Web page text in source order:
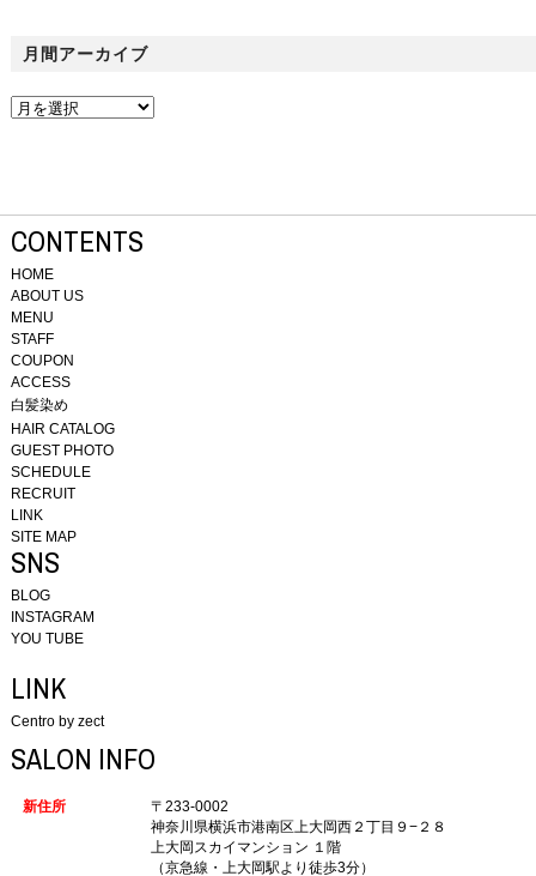
月間アーカイブ
CONTENTS
HOME
ABOUT US
MENU
STAFF
COUPON
ACCESS
白髪染め
HAIR CATALOG
GUEST PHOTO
SCHEDULE
RECRUIT
LINK
SITE MAP
SNS
BLOG
INSTAGRAM
YOU TUBE
LINK
Centro by zect
SALON INFO
新住所
〒233-0002
神奈川県横浜市港南区上大岡西２丁目９−２８
上大岡スカイマンション １階
（京急線・上大岡駅より徒歩3分）